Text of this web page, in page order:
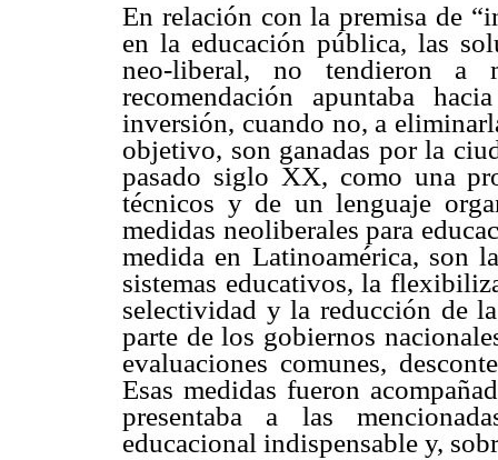
En relación con la premisa de
en la educación pública, las
neo-liberal, no tendieron a
recomendación apuntaba
inversión, cuando no, a
objetivo, son ganadas por la
pasado siglo XX, como una
técnicos y de un lenguaje
medidas neoliberales para
medida en Latinoamérica, son
sistemas educativos, la
selectividad y la reducción de
parte de los gobiernos
evaluaciones comunes,
Esas medidas fueron
presentaba a las
educacional indispensable y,